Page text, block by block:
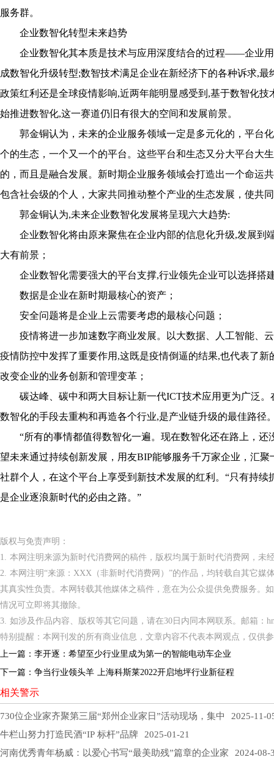
服务群。
企业数智化转型未来趋势
企业数智化其本质是技术与应用深度结合的过程——企业
成数智化升级转型;数智技术满足企业在新经济下的各种诉求,
政策红利还是全球疫情影响,近两年能明显感受到,基于数智化
始推进数智化,这一赛道仍旧有很大的空间和发展前景。
郭金铜认为，未来的企业服务领域一定是多元化的，平台
个的生态，一个又一个的平台。这些平台和生态又分大平台大
的，而且是融合发展。新时期企业服务领域会打造出一个命运
包含社会级的个人，大家共同推动整个产业的生态发展，使共
郭金铜认为,未来企业数智化发展将呈现六大趋势:
企业数智化将由原来聚焦在企业内部的信息化升级,发展
大有前景；
企业数智化需要强大的平台支撑,行业领先企业可以选择搭
数据是企业在新时期最核心的资产；
安全问题将是企业上云需要考虑的最核心问题；
疫情将进一步加速数字商业发展。以大数据、人工智能、
疫情防控中发挥了重要作用,这既是疫情倒逼的结果,也代表了
改变企业的业务创新和管理变革；
碳达峰、碳中和两大目标让新一代ICT技术应用更为广泛
数智化的手段去重构和再造各个行业,是产业链升级的最佳路径
“所有的事情都值得数智化一遍。现在数智化还在路上，
望未来通过持续创新发展，用友BIP能够服务千万家企业，汇
社群个人，在这个平台上享受到新技术发展的红利。“只有持
是企业逐浪新时代的必由之路。”
版权与免责声明：
1. 本网注明来源为新时代消费网的稿件，版权均属于新时代消费网，未
2. 本网注明“来源：XXX（非新时代消费网）”的作品，均转载自其它
其真实性负责。本网转载其他媒体之稿件，意在为公众提供免费服务。
情况可立即将其撤除。
3. 如涉及作品内容、版权等其它问题，请在30日内同本网联系。邮箱：
特别提醒：本网刊发的所有商业信息，文章内容不代表本网观点，仅供
上一篇： 李开逐：希望至少行业里成为第一的智能电动车企业
下一篇： 争当行业领头羊 上海科斯莱2022开启地坪行业新征程
相关警示
730位企业家齐聚第三届“郑州企业家日”活动现场，集中
2025-11-
牛栏山努力打造民酒“IP 标杆”品牌 2025-01-21
河南优秀青年杨威：以爱心书写“最美助残”篇章的企业家 2024-08-